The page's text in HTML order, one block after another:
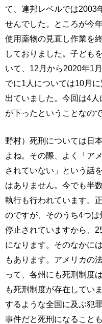
て、連邦レベルでは2003
せんでした。ところが今
使用薬物の見直し作業を
しておりました。子ども
いて、12月から2020年1
でに1人については10月
出ていました。今回は4
が下ったということなので
野村）死刑については日
よね。その際、よく「ア
されていない」という話
はありません。今でも半
執行も行われています。
のですが、そのうち4つ
停止されていますから、
になります。そのなかに
もあります。アメリカの
って、各州にも死刑制度
も死刑制度が存在してい
するような全国に及ぶ犯
事件だと死刑になること